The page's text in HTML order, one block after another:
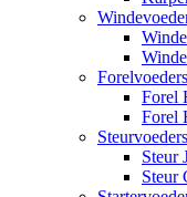
Forelvoeders
Forel
Forel
Steurvoeders
Steur
Steur